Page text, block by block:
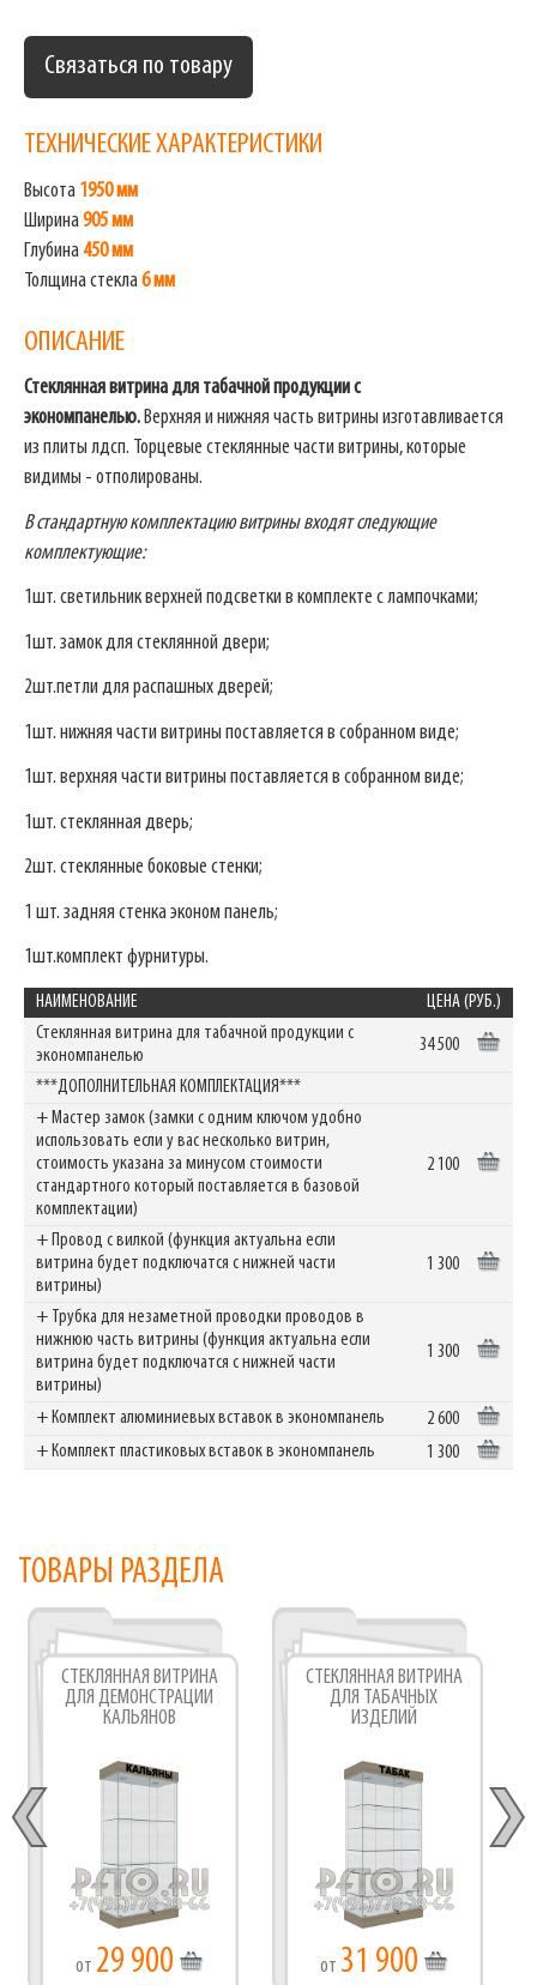
Связаться по товару
ТЕХНИЧЕСКИЕ ХАРАКТЕРИСТИКИ
Высота 1950 мм
Ширина905 мм
Глубина 450 мм
Толщина стекла6 мм
ОПИСАНИЕ
Стеклянная витрина для табачной продукции с
экономпанелью.Верхняя и нижняя часть витрины изготавливается
из плиты лдсп. Торцевые стеклянные части витрины, которые
видимы - отполированы.
В стандартную комплектацию витрины входят следующие
комплектующие:
1шт. светильник верхней подсветки в комплекте с лампочками;
1шт. замок для стеклянной двери;
2шт.петли для распашных дверей;
1шт. нижняя части витрины поставляется в собранном виде;
1шт. верхняя части витрины поставляется в собранном виде;
1шт. стеклянная дверь;
2шт. стеклянные боковые стенки;
1 шт. задняя стенка эконом панель;
1шт.комплект фурнитуры.
НАИМЕНОВАНИЕ
ЦЕНА (РУБ.)
Стеклянная витрина для табачной продукции с
экономпанелью
34 500
***ДОПОЛНИТЕЛЬНАЯ КОМПЛЕКТАЦИЯ***
+ Мастер замок (замки с одним ключом удобно
использовать если у вас несколько витрин,
стоимость указана за минусом стоимости
стандартного который поставляется в базовой
комплектации)
2 100
+ Провод с вилкой (функция актуальна если
витрина будет подключатся с нижней части
витрины)
1 300
+ Трубка для незаметной проводки проводов в
нижнюю часть витрины (функция актуальна если
витрина будет подключатся с нижней части
витрины)
1 300
+ Комплект алюминиевых вставок в экономпанель
2 600
+ Комплект пластиковых вставок в экономпанель
1 300
ТОВАРЫ РАЗДЕЛА
СТЕКЛЯННАЯ ВИТРИНА
ДЛЯ ДЕМОНСТРАЦИИ
КАЛЬЯНОВ
от 29 900
СТЕКЛЯННАЯ ВИТРИНА
ДЛЯ ТАБАЧНЫХ
ИЗДЕЛИЙ
от 31 900